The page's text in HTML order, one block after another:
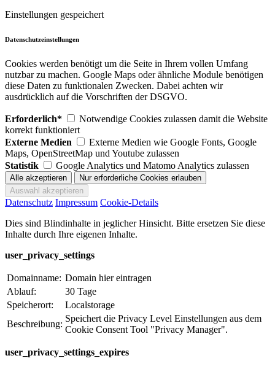
Einstellungen gespeichert
Datenschutzeinstellungen
Cookies werden benötigt um die Seite in Ihrem vollen Umfang
nutzbar zu machen. Google Maps oder ähnliche Module benötigen
diese Daten zu funktionalen Zwecken. Dabei achten wir
ausdrücklich auf die Vorschriften der DSGVO.
Erforderlich*
Notwendige Cookies zulassen damit die Website
korrekt funktioniert
Externe Medien
Externe Medien wie Google Fonts, Google
Maps, OpenStreetMap und Youtube zulassen
Statistik
Google Analytics und Matomo Analytics zulassen
Datenschutz Impressum Cookie-Details
Dies sind Blindinhalte in jeglicher Hinsicht. Bitte ersetzen Sie diese
Inhalte durch Ihre eigenen Inhalte.
user_privacy_settings
Domainname: Domain hier eintragen
Ablauf:
30 Tage
Speicherort:
Localstorage
Beschreibung:
Speichert die Privacy Level Einstellungen aus dem
Cookie Consent Tool "Privacy Manager".
user_privacy_settings_expires